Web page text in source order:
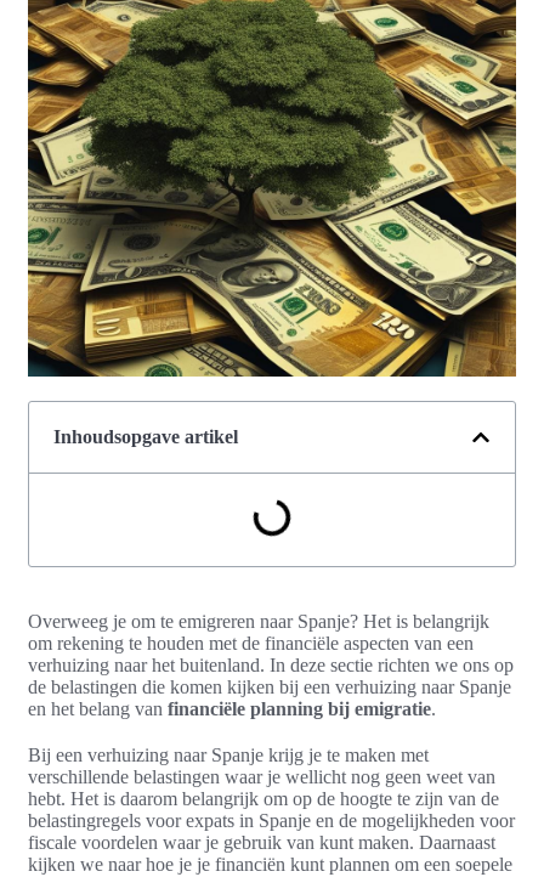
Inhoudsopgave artikel
Overweeg je om te emigreren naar Spanje? Het is belangrijk
om rekening te houden met de financiële aspecten van een
verhuizing naar het buitenland. In deze sectie richten we ons op
de belastingen die komen kijken bij een verhuizing naar Spanje
en het belang van financiële planning bij emigratie.
Bij een verhuizing naar Spanje krijg je te maken met
verschillende belastingen waar je wellicht nog geen weet van
hebt. Het is daarom belangrijk om op de hoogte te zijn van de
belastingregels voor expats in Spanje en de mogelijkheden voor
fiscale voordelen waar je gebruik van kunt maken. Daarnaast
kijken we naar hoe je je financiën kunt plannen om een soepele